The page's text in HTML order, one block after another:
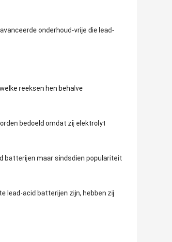
onderhoud-vrije die lead-
reeksen hen behalve
bedoeld omdat zij elektrolyt
batterijen maar sindsdien populariteit
lead-acid batterijen zijn, hebben zij